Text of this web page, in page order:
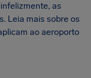
as
Leia mais sobre os
ao aeroporto